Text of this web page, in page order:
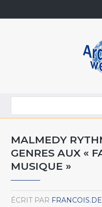
MALMEDY
GENRES AUX «
MUSIQUE »
ÉCRIT PAR